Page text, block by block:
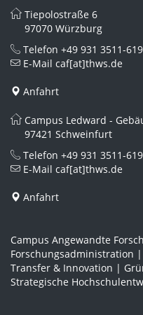
Tiepolostraße 6
97070 Würzburg
Telefon +49 931 3511-
E-Mail caf[at]thws.de
Anfahrt
Campus Ledward -
97421 Schweinfurt
Telefon +49 931 3511-
E-Mail caf[at]thws.de
Anfahrt
Campus Angewandte
Forschungsadministration
Transfer & Innovation |
Strategische